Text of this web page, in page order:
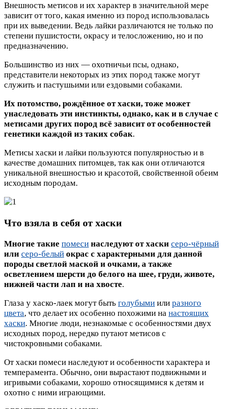
Внешность метисов и их характер в значительной мере
зависит от того, какая именно из пород использовалась
при их выведении. Ведь лайки различаются не только по
степени пушистости, окрасу и телосложению, но и по
предназначению.
Большинство из них — охотничьи псы, однако,
представители некоторых из этих пород также могут
служить и пастушьими или ездовыми собаками.
Их потомство, рождённое от хаски, тоже может
унаследовать эти инстинкты, однако, как и в случае с
метисами других пород всё зависит от особенностей
генетики каждой из таких собак.
Метисы хаски и лайки пользуются популярностью и в
качестве домашних питомцев, так как они отличаются
уникальной внешностью и красотой, свойственной обеим
исходным породам.
Что взяла в себя от хаски
Многие такие помеси наследуют от хаски серо-чёрный
или серо-белый окрас с характерными для данной
породы светлой маской и очками, а также
осветлением шерсти до белого на шее, груди, животе,
нижней части лап и на хвосте.
Глаза у хаско-лаек могут быть голубыми или разного
цвета, что делает их особенно похожими на настоящих
хаски. Многие люди, незнакомые с особенностями двух
исходных пород, нередко путают метисов с
чистокровными собаками.
От хаски помеси наследуют и особенности характера и
темперамента. Обычно, они вырастают подвижными и
игривыми собаками, хорошо относящимися к детям и
охотно с ними играющими.